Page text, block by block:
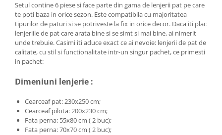
Setul contine 6 piese si face parte din gama de lenjerii pat pe care
te poti baza in orice sezon. Este compatibila cu majoritatea
tipurilor de paturi si se potriveste la fix in orice decor. Daca iti plac
lenjeriile de pat care arata bine si se simt si mai bine, ai nimerit
unde trebuie. Casimi iti aduce exact ce ai nevoie: lenjerii de pat de
calitate, cu stil si functionalitate intr-un singur pachet, ce primesti
in pachet:
Dimeniuni lenjerie :
Cearceaf pat: 230x250 cm;
Cearceaf pilota: 200x230 cm;
Fata perna: 55x80 cm ( 2 buc);
Fata perna: 70x70 cm ( 2 buc);